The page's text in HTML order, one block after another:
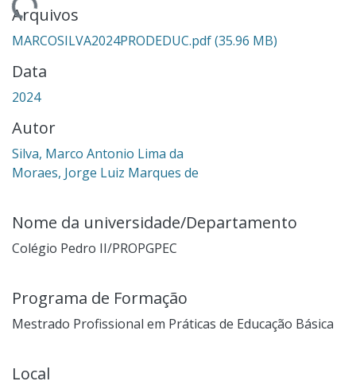
Arquivos
MARCOSILVA2024PRODEDUC.pdf(35.96 MB)
Data
2024
Autor
Silva, Marco Antonio Lima da
Moraes, Jorge Luiz Marques de
Nome da universidade/Departamento
Colégio Pedro II/PROPGPEC
Programa de Formação
Mestrado Profissional em Práticas de Educação Básica
Local